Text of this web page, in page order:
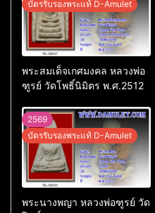
บัตรรับรองพระแท้ D-Amulet
พระสมเด็จเกศมงคล หลวงพ่อ
ฑูรย์ วัดโพธิ์นิมิตร พ.ศ.2512
2569
บัตรรับรองพระแท้ D-Amulet
พระนางพญา หลวงพ่อฑูรย์ วัด